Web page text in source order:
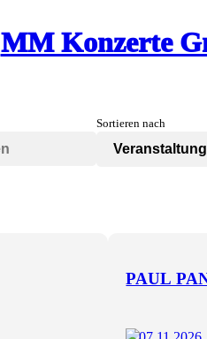
MM Konzerte
Sortieren nach
PAUL